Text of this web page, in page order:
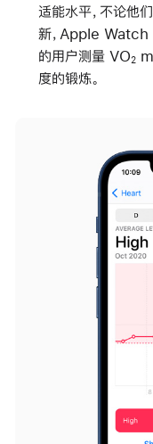
适能水平，不论他
新，Apple Watch
的用户测量 VO 2
度的锻炼。